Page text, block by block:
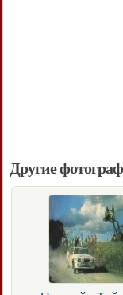
Другие